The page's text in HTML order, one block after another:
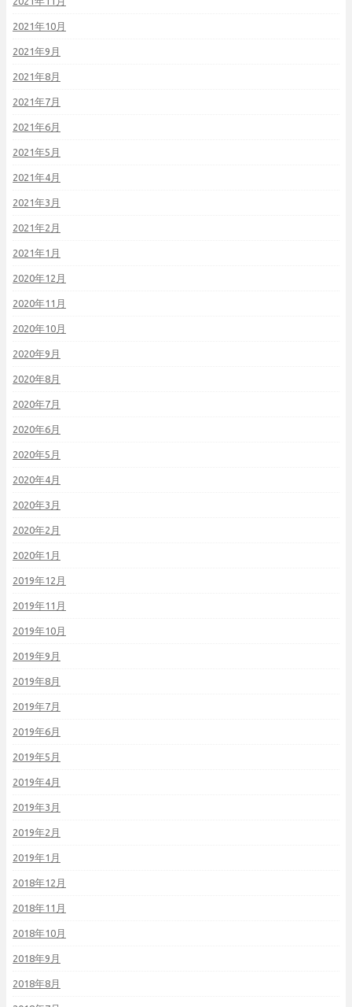
2021年10月
2021年9月
2021年8月
2021年7月
2021年6月
2021年5月
2021年4月
2021年3月
2021年2月
2021年1月
2020年12月
2020年11月
2020年10月
2020年9月
2020年8月
2020年7月
2020年6月
2020年5月
2020年4月
2020年3月
2020年2月
2020年1月
2019年12月
2019年11月
2019年10月
2019年9月
2019年8月
2019年7月
2019年6月
2019年5月
2019年4月
2019年3月
2019年2月
2019年1月
2018年12月
2018年11月
2018年10月
2018年9月
2018年8月